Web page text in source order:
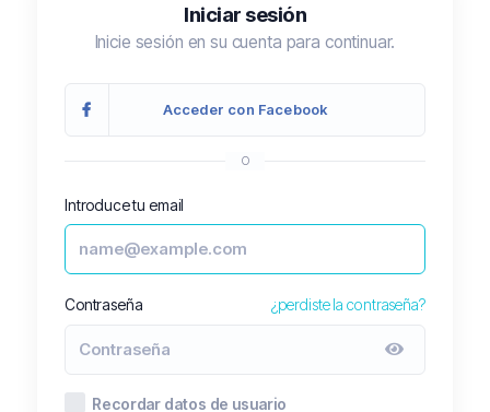
Iniciar sesión
Inicie sesión en su cuenta para continuar.
Acceder con Facebook
O
Introduce tu email
Contraseña ¿perdiste la contraseña?
Recordar datos de usuario